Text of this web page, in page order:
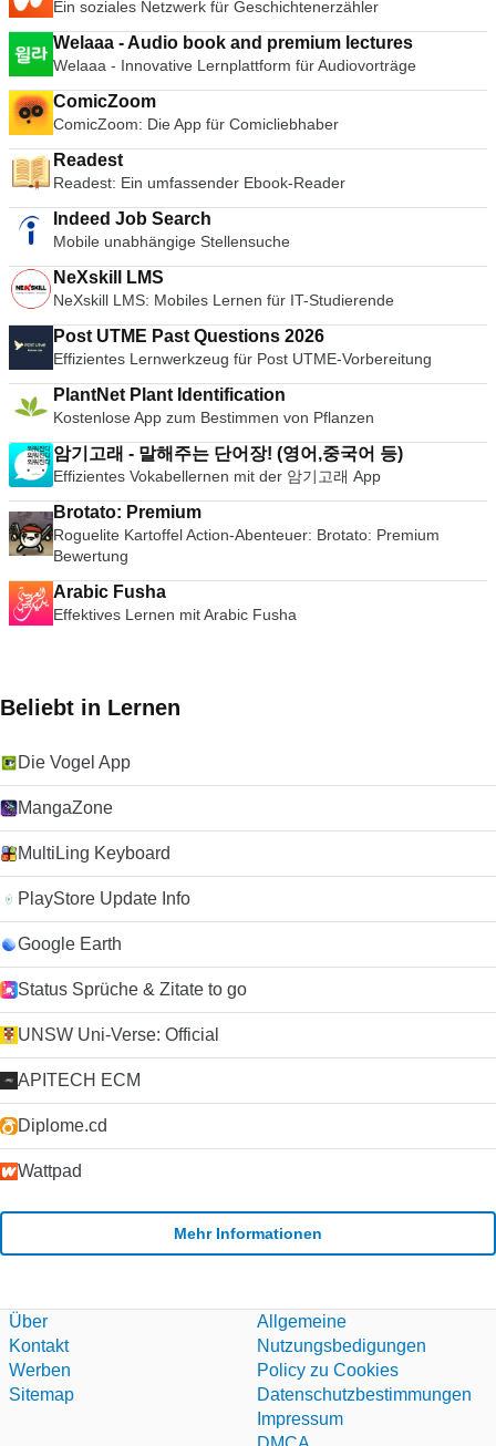
Ein soziales Netzwerk für Geschichtenerzähler
Welaaa - Audio book and premium lectures
Welaaa - Innovative Lernplattform für Audiovorträge
ComicZoom
ComicZoom: Die App für Comicliebhaber
Readest
Readest: Ein umfassender Ebook-Reader
Indeed Job Search
Mobile unabhängige Stellensuche
NeXskill LMS
NeXskill LMS: Mobiles Lernen für IT-Studierende
Post UTME Past Questions 2026
Effizientes Lernwerkzeug für Post UTME-Vorbereitung
PlantNet Plant Identification
Kostenlose App zum Bestimmen von Pflanzen
암기고래 - 말해주는 단어장! (영어,중국어 등)
Effizientes Vokabellernen mit der 암기고래 App
Brotato: Premium
Roguelite Kartoffel Action-Abenteuer: Brotato: Premium
Bewertung
Arabic Fusha
Effektives Lernen mit Arabic Fusha
Beliebt in Lernen
Die Vogel App
MangaZone
MultiLing Keyboard
PlayStore Update Info
Google Earth
Status Sprüche & Zitate to go
UNSW Uni-Verse: Official
APITECH ECM
Diplome.cd
Wattpad
Mehr Informationen
Über
Kontakt
Werben
Sitemap
Allgemeine
Nutzungsbedigungen
Policy zu Cookies
Datenschutzbestimmungen
Impressum